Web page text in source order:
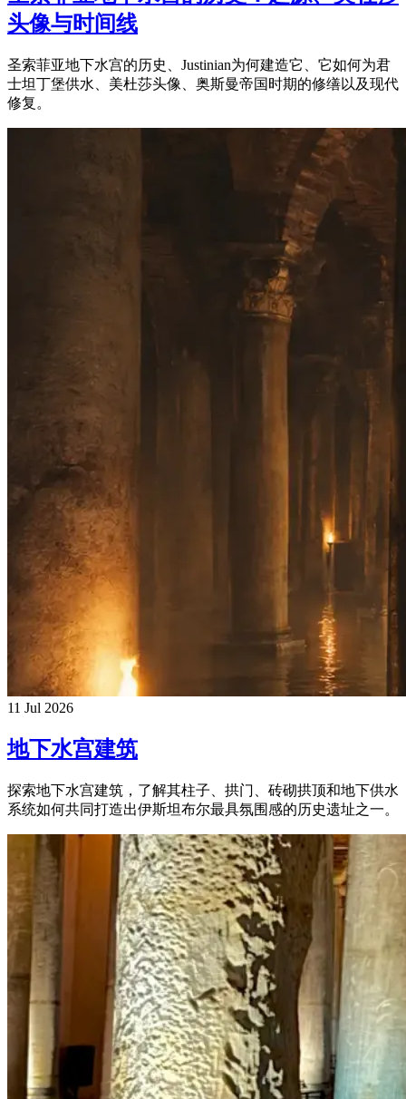
头像与时间线
圣索菲亚地下水宫的历史、Justinian为何建造它、它如何为君
士坦丁堡供水、美杜莎头像、奥斯曼帝国时期的修缮以及现代
修复。
11 Jul 2026
地下水宫建筑
探索地下水宫建筑，了解其柱子、拱门、砖砌拱顶和地下供水
系统如何共同打造出伊斯坦布尔最具氛围感的历史遗址之一。